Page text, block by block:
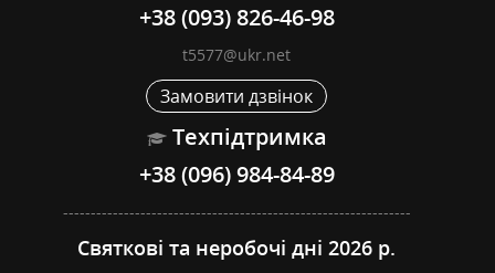
+38 (093) 826-46-98
t5577@ukr.net
Замовити дзвінок
Техпідтримка
+38 (096) 984-84-89
---------------------------------------------------------------
Святкові та неробочі дні 2026 р.